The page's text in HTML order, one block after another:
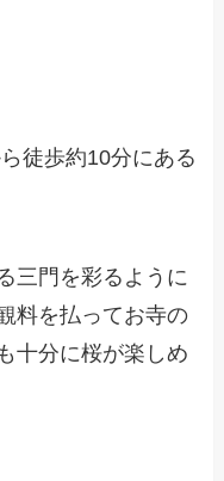
徒歩約10分にある
三門を彩るように
料を払ってお寺の
十分に桜が楽しめ